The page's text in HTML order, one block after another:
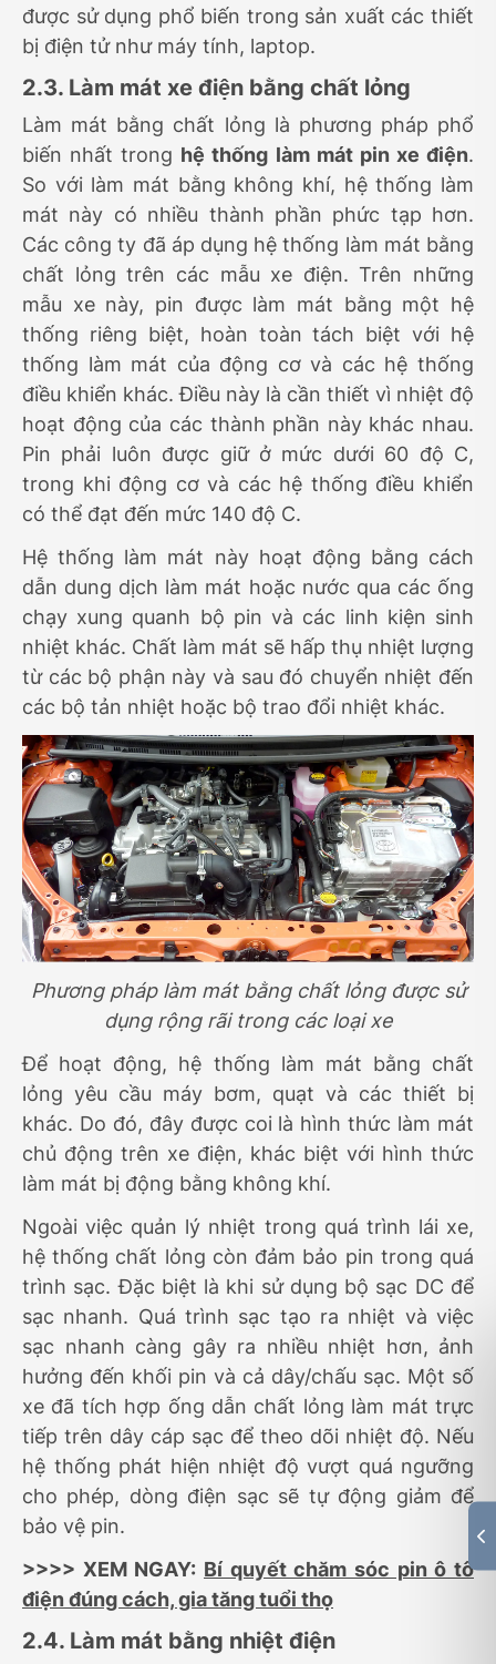
được sử dụng phổ biến trong sản xuất các thiết
bị điện tử như máy tính, laptop.
2.3. Làm mát xe điện bằng chất lỏng
Làm mát bằng chất lỏng là phương pháp phổ
biến nhất trong hệ thống làm mát pin xe điện.
So với làm mát bằng không khí, hệ thống làm
mát này có nhiều thành phần phức tạp hơn.
Các công ty đã áp dụng hệ thống làm mát bằng
chất lỏng trên các mẫu xe điện. Trên những
mẫu xe này, pin được làm mát bằng một hệ
thống riêng biệt, hoàn toàn tách biệt với hệ
thống làm mát của động cơ và các hệ thống
điều khiển khác. Điều này là cần thiết vì nhiệt độ
hoạt động của các thành phần này khác nhau.
Pin phải luôn được giữ ở mức dưới 60 độ C,
trong khi động cơ và các hệ thống điều khiển
có thể đạt đến mức 140 độ C.
Hệ thống làm mát này hoạt động bằng cách
dẫn dung dịch làm mát hoặc nước qua các ống
chạy xung quanh bộ pin và các linh kiện sinh
nhiệt khác. Chất làm mát sẽ hấp thụ nhiệt lượng
từ các bộ phận này và sau đó chuyển nhiệt đến
các bộ tản nhiệt hoặc bộ trao đổi nhiệt khác.
Phương pháp làm mát bằng chất lỏng được sử
dụng rộng rãi trong các loại xe
Để hoạt động, hệ thống làm mát bằng chất
lỏng yêu cầu máy bơm, quạt và các thiết bị
khác. Do đó, đây được coi là hình thức làm mát
chủ động trên xe điện, khác biệt với hình thức
làm mát bị động bằng không khí.
Ngoài việc quản lý nhiệt trong quá trình lái xe,
hệ thống chất lỏng còn đảm bảo pin trong quá
trình sạc. Đặc biệt là khi sử dụng bộ sạc DC để
sạc nhanh. Quá trình sạc tạo ra nhiệt và việc
sạc nhanh càng gây ra nhiều nhiệt hơn, ảnh
hưởng đến khối pin và cả dây/chấu sạc. Một số
xe đã tích hợp ống dẫn chất lỏng làm mát trực
tiếp trên dây cáp sạc để theo dõi nhiệt độ. Nếu
hệ thống phát hiện nhiệt độ vượt quá ngưỡng
cho phép, dòng điện sạc sẽ tự động giảm để
bảo vệ pin.
>>>> XEM NGAY: Bí quyết chăm sóc pin ô tô
điện đúng cách, gia tăng tuổi thọ
2.4. Làm mát bằng nhiệt điện